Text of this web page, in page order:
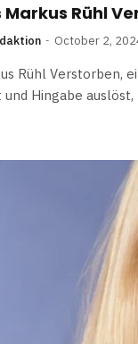
Markus Rühl
October 2,
Rühl Verstorben,
und Hingabe